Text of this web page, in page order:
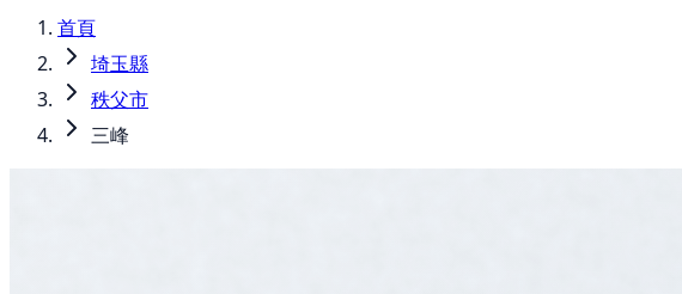
首頁
埼玉縣
秩父市
三峰